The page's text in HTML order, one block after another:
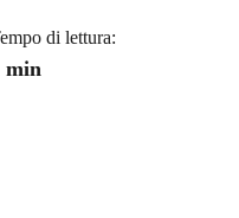
di lettura:
min